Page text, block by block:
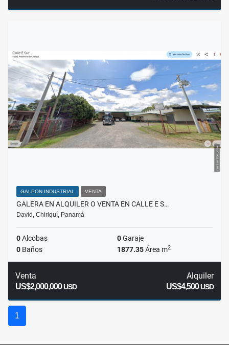
GALPON INDUSTRIAL VENTA
GALERA EN ALQUILER O VENTA EN CALLE E S…
David, Chiriquí, Panamá
0Alcobas 0Garaje
0 Baños 1877.35Área m2
Venta
US$2,000,000USD
Alquiler
US$4,500USD
1